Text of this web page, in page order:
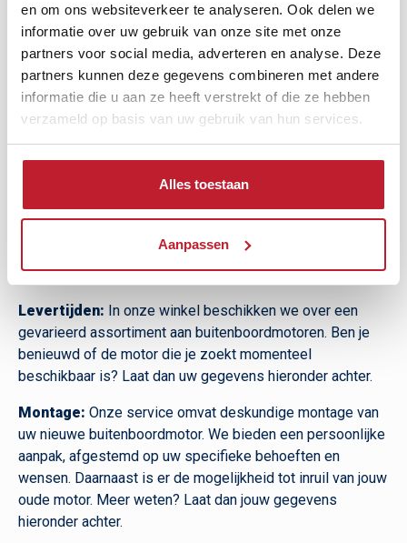
en om ons websiteverkeer te analyseren. Ook delen we
informatie over uw gebruik van onze site met onze
partners voor social media, adverteren en analyse. Deze
partners kunnen deze gegevens combineren met andere
informatie die u aan ze heeft verstrekt of die ze hebben
verzameld op basis van uw gebruik van hun services.
Alles toestaan
Aanpassen
Levertijden en montage
Levertijden: In onze winkel beschikken we over een
gevarieerd assortiment aan buitenboordmotoren. Ben je
benieuwd of de motor die je zoekt momenteel
beschikbaar is? Laat dan uw gegevens hieronder achter.
Montage: Onze service omvat deskundige montage van
uw nieuwe buitenboordmotor. We bieden een persoonlijke
aanpak, afgestemd op uw specifieke behoeften en
wensen. Daarnaast is er de mogelijkheid tot inruil van jouw
oude motor. Meer weten? Laat dan jouw gegevens
hieronder achter.